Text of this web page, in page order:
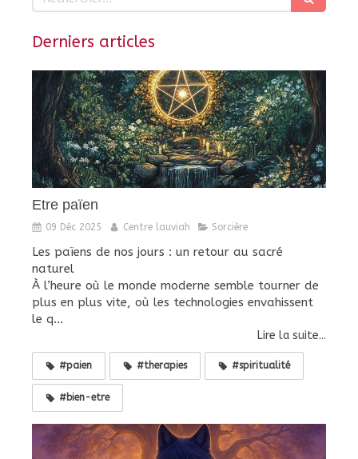
Derniers articles
Etre païen
09 Déc 2025 Centre lauviah Sorcière
Les païens de nos jours : un retour au sacré
naturel
À l’heure où le monde moderne semble tourner de
plus en plus vite, où les technologies envahissent
le q...
Lire la suite...
#paien #therapies #spiritualité
#bien-etre